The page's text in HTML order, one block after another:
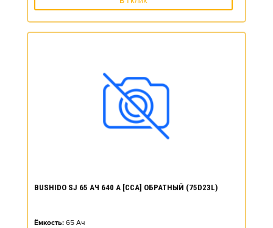
BUSHIDO SJ 65 АЧ 640 А [CCA] ОБРАТНЫЙ (75D23L)
Ёмкость: 65 Ач